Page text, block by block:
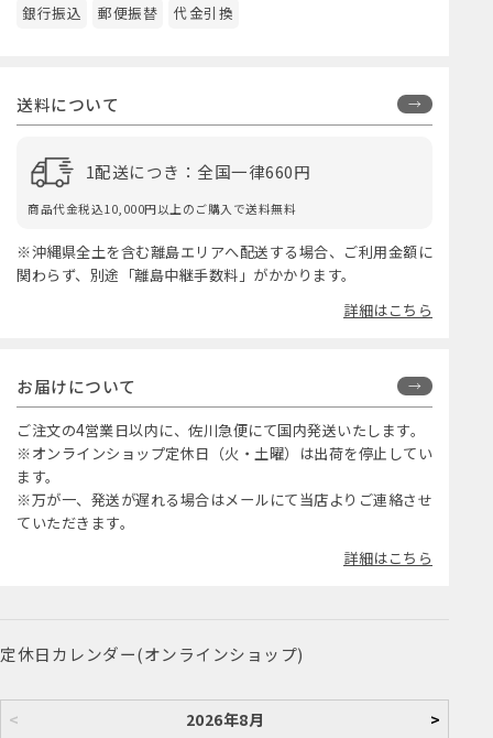
銀行振込
郵便振替 代金引換
送料について
1配送につき：全国一律660円
商品代金税込10,000円以上のご購入で送料無料
※沖縄県全土を含む離島エリアへ配送する場合、ご利用金額に
関わらず、別途「離島中継手数料」がかかります。
詳細はこちら
お届けについて
ご注文の4営業日以内に、佐川急便にて国内発送いたします。
※オンラインショップ定休日（火・土曜）は出荷を停止してい
ます。
※万が一、発送が遅れる場合はメールにて当店よりご連絡させ
ていただきます。
詳細はこちら
定休日カレンダー(オンラインショップ)
< 2026年8月 >